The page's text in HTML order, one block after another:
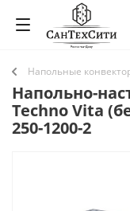
Напольные
Напольно-
Techno Vita
250-1200-2